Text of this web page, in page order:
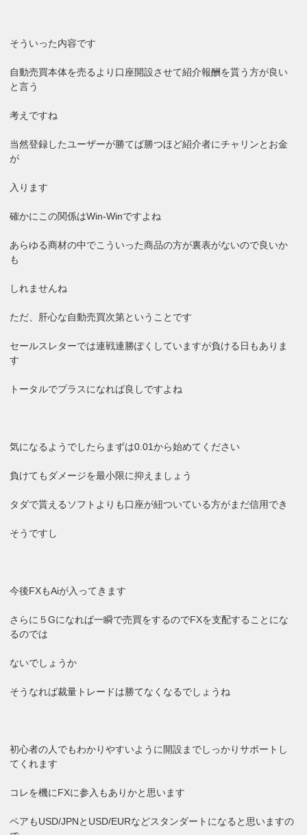
そういった内容です
自動売買本体を売るより口座開設させて紹介報酬を貰う方が良い
と言う
考えですね
当然登録したユーザーが勝てば勝つほど紹介者にチャリンとお金
が
入ります
確かにこの関係はWin-Winですよね
あらゆる商材の中でこういった商品の方が裏表がないので良いか
も
しれませんね
ただ、肝心な自動売買次第ということです
セールスレターでは連戦連勝ぽくしていますが負ける日もありま
す
トータルでプラスになれば良しですよね
気になるようでしたらまずは0.01から始めてください
負けてもダメージを最小限に抑えましょう
タダで貰えるソフトよりも口座が紐ついている方がまだ信用でき
そうですし
今後FXもAiが入ってきます
さらに５Gになれば一瞬で売買をするのでFXを支配することにな
るのでは
ないでしょうか
そうなれば裁量トレードは勝てなくなるでしょうね
初心者の人でもわかりやすいように開設までしっかりサポートし
てくれます
コレを機にFXに参入もありかと思います
ペアもUSD/JPNとUSD/EURなどスタンダートになると思いますの